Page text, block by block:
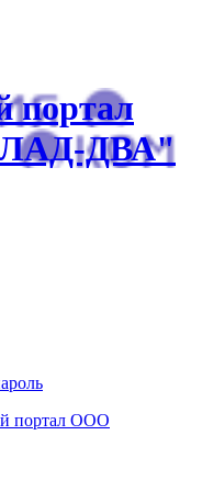
портал
ДВА"
портал ООО